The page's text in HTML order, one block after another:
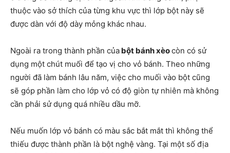
thuộc vào sở thích của từng khu vực thì lớp bột này sẽ
được dàn với độ dày mỏng khác nhau.
Ngoài ra trong thành phần của bột bánh xèocòn có sử
dụng một chút muối để tạo vị cho vỏ bánh. Theo những
người đã làm bánh lâu năm, việc cho muối vào bột cũng
sẽ góp phần làm cho lớp vỏ có độ giòn tự nhiên mà không
cần phải sử dụng quá nhiều dầu mỡ.
Nếu muốn lớp vỏ bánh có màu sắc bắt mắt thì không thể
thiếu được thành phần là bột nghệ vàng. Tại một số địa